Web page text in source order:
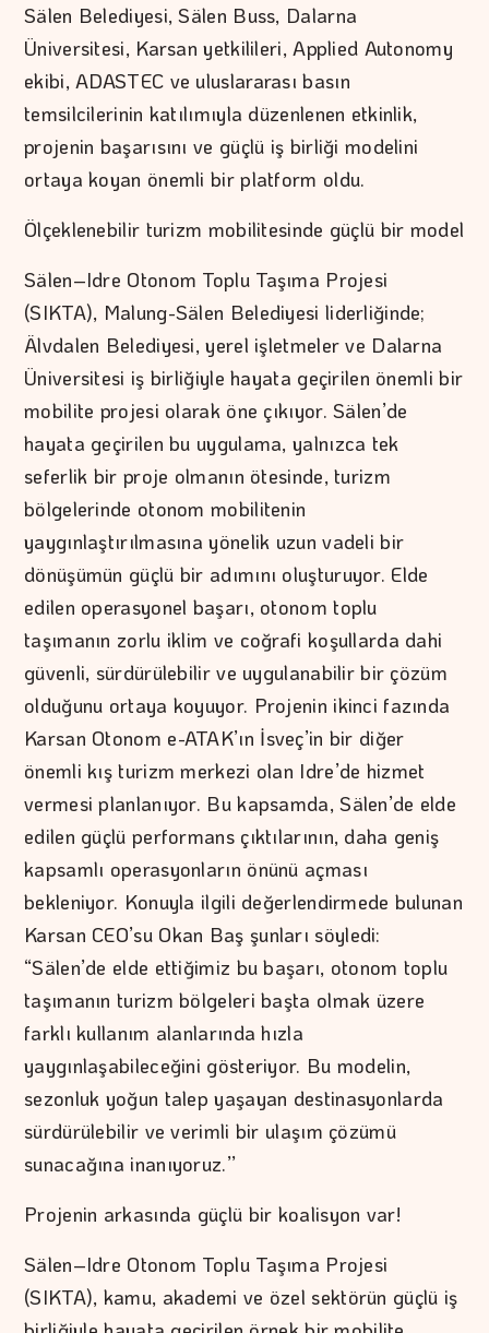
Sälen Belediyesi, Sälen Buss, Dalarna
Üniversitesi, Karsan yetkilileri, Applied Autonomy
ekibi, ADASTEC ve uluslararası basın
temsilcilerinin katılımıyla düzenlenen etkinlik,
projenin başarısını ve güçlü iş birliği modelini
ortaya koyan önemli bir platform oldu.
Ölçeklenebilir turizm mobilitesinde güçlü bir model
Sälen–Idre Otonom Toplu Taşıma Projesi
(SIKTA), Malung-Sälen Belediyesi liderliğinde;
Älvdalen Belediyesi, yerel işletmeler ve Dalarna
Üniversitesi iş birliğiyle hayata geçirilen önemli bir
mobilite projesi olarak öne çıkıyor. Sälen’de
hayata geçirilen bu uygulama, yalnızca tek
seferlik bir proje olmanın ötesinde, turizm
bölgelerinde otonom mobilitenin
yaygınlaştırılmasına yönelik uzun vadeli bir
dönüşümün güçlü bir adımını oluşturuyor. Elde
edilen operasyonel başarı, otonom toplu
taşımanın zorlu iklim ve coğrafi koşullarda dahi
güvenli, sürdürülebilir ve uygulanabilir bir çözüm
olduğunu ortaya koyuyor. Projenin ikinci fazında
Karsan Otonom e-ATAK’ın İsveç’in bir diğer
önemli kış turizm merkezi olan Idre’de hizmet
vermesi planlanıyor. Bu kapsamda, Sälen’de elde
edilen güçlü performans çıktılarının, daha geniş
kapsamlı operasyonların önünü açması
bekleniyor. Konuyla ilgili değerlendirmede bulunan
Karsan CEO’su Okan Baş şunları söyledi:
“Sälen’de elde ettiğimiz bu başarı, otonom toplu
taşımanın turizm bölgeleri başta olmak üzere
farklı kullanım alanlarında hızla
yaygınlaşabileceğini gösteriyor. Bu modelin,
sezonluk yoğun talep yaşayan destinasyonlarda
sürdürülebilir ve verimli bir ulaşım çözümü
sunacağına inanıyoruz.’’
Projenin arkasında güçlü bir koalisyon var!
Sälen–Idre Otonom Toplu Taşıma Projesi
(SIKTA), kamu, akademi ve özel sektörün güçlü iş